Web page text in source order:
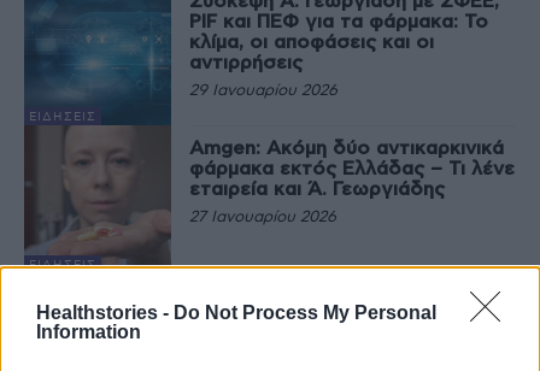
Healthstories - Do Not Process My Personal
Information
ΕΙΔΉΣΕΙΣ
PIF και ΠΕΦ για τα φάρμακα: Το
κλίμα, οι αποφάσεις και οι
αντιρρήσεις
29 Ιανουαρίου 2026
ΕΙΔΉΣΕΙΣ
Amgen: Ακόμη δύο αντικαρκινικά
φάρμακα εκτός Ελλάδας – Τι λένε
εταιρεία και Ά. Γεωργιάδης
27 Ιανουαρίου 2026
Το πρώτο «θύμα» του clawback:
Αποσύρθηκε ογκολογικό